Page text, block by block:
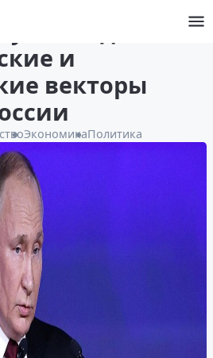
задал
и
векторы
ЭкономикаПолитика